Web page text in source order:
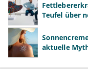
Teufel über
aktuelle